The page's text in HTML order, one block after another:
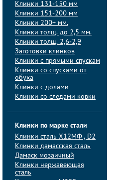
Клинки 131-150 мм
Клинки 151-200 мм
Клинки 200+ мм.
Клинки толщ. до 2,5 мм.
Клинки толщ. 2,6-2,9
Заготовки клинков
Клинки с прямыми спускам
Клинки со спусками от
обуха
Клинки с долами
Клинки со следами ковки
Клинки по марке стали
Клинки сталь Х12МФ , D2
Клинки дамасская сталь
Дамаск мозаичный
Клинки нержавеющая
сталь